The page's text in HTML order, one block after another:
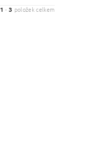
1 -3 položek celkem